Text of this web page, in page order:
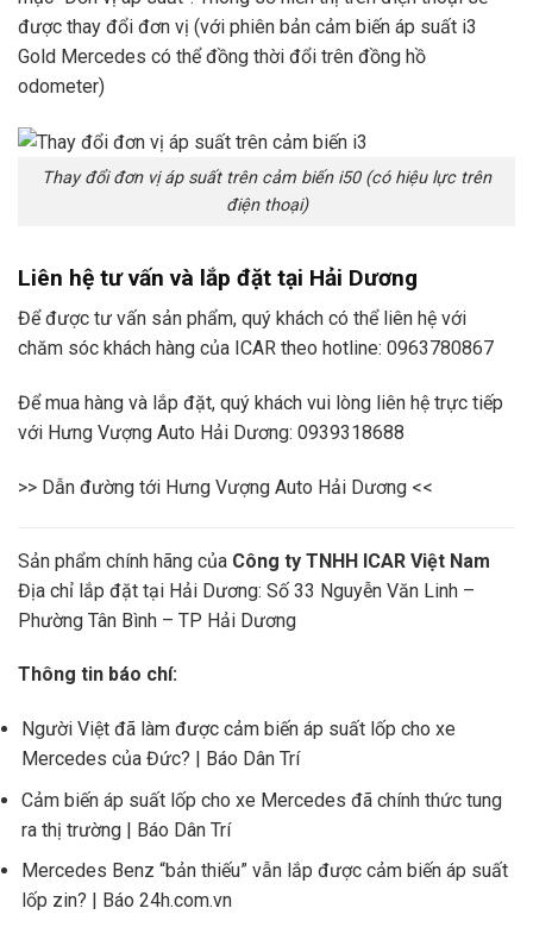
được thay đổi đơn vị (với phiên bản cảm biến áp suất i3
Gold Mercedes có thể đồng thời đổi trên đồng hồ
odometer)
Thay đổi đơn vị áp suất trên cảm biến i50 (có hiệu lực trên
điện thoại)
Liên hệ tư vấn và lắp đặt tại Hải Dương
Để được tư vấn sản phẩm, quý khách có thể liên hệ với
chăm sóc khách hàng của ICAR theo hotline: 0963780867
Để mua hàng và lắp đặt, quý khách vui lòng liên hệ trực tiếp
với Hưng Vượng Auto Hải Dương: 0939318688
>> Dẫn đường tới Hưng Vượng Auto Hải Dương <<
Sản phẩm chính hãng của Công ty TNHH ICAR Việt Nam
Địa chỉ lắp đặt tại Hải Dương: Số 33 Nguyễn Văn Linh –
Phường Tân Bình – TP Hải Dương
Thông tin báo chí:
Người Việt đã làm được cảm biến áp suất lốp cho xe
Mercedes của Đức? | Báo Dân Trí
Cảm biến áp suất lốp cho xe Mercedes đã chính thức tung
ra thị trường | Báo Dân Trí
Mercedes Benz “bản thiếu” vẫn lắp được cảm biến áp suất
lốp zin? | Báo 24h.com.vn